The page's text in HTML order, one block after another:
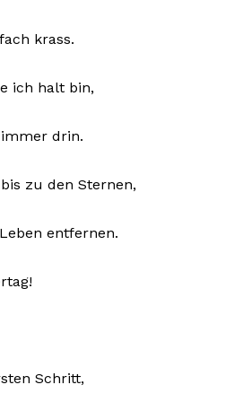
krass.
ich halt bin,
drin.
zu den Sternen,
entfernen.
Schritt,